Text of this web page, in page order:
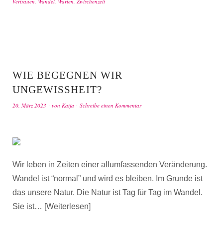
WIE BEGEGNEN WIR
UNGEWISSHEIT?
20. März 2023 von Katja Schreibe einen Kommentar
Wir leben in Zeiten einer allumfassenden Veränderung.
Wandel ist “normal” und wird es bleiben. Im Grunde ist
das unsere Natur. Die Natur ist Tag für Tag im Wandel.
Sie ist… Weiterlesen